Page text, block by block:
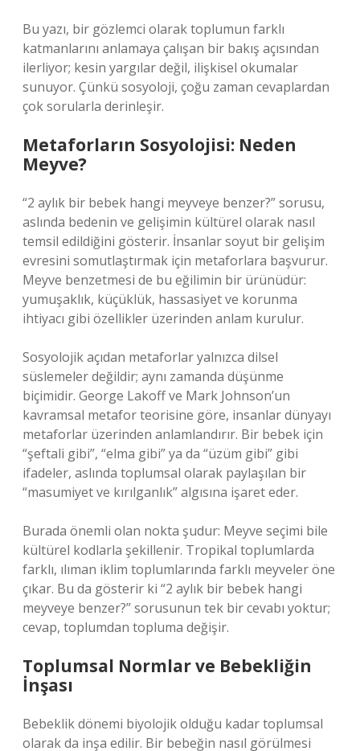
Bu yazı, bir gözlemci olarak toplumun farklı
katmanlarını anlamaya çalışan bir bakış açısından
ilerliyor; kesin yargılar değil, ilişkisel okumalar
sunuyor. Çünkü sosyoloji, çoğu zaman cevaplardan
çok sorularla derinleşir.
Metaforların Sosyolojisi: Neden
Meyve?
“2 aylık bir bebek hangi meyveye benzer?” sorusu,
aslında bedenin ve gelişimin kültürel olarak nasıl
temsil edildiğini gösterir. İnsanlar soyut bir gelişim
evresini somutlaştırmak için metaforlara başvurur.
Meyve benzetmesi de bu eğilimin bir ürünüdür:
yumuşaklık, küçüklük, hassasiyet ve korunma
ihtiyacı gibi özellikler üzerinden anlam kurulur.
Sosyolojik açıdan metaforlar yalnızca dilsel
süslemeler değildir; aynı zamanda düşünme
biçimidir. George Lakoff ve Mark Johnson’un
kavramsal metafor teorisine göre, insanlar dünyayı
metaforlar üzerinden anlamlandırır. Bir bebek için
“şeftali gibi”, “elma gibi” ya da “üzüm gibi” gibi
ifadeler, aslında toplumsal olarak paylaşılan bir
“masumiyet ve kırılganlık” algısına işaret eder.
Burada önemli olan nokta şudur: Meyve seçimi bile
kültürel kodlarla şekillenir. Tropikal toplumlarda
farklı, ılıman iklim toplumlarında farklı meyveler öne
çıkar. Bu da gösterir ki “2 aylık bir bebek hangi
meyveye benzer?” sorusunun tek bir cevabı yoktur;
cevap, toplumdan topluma değişir.
Toplumsal Normlar ve Bebekliğin
İnşası
Bebeklik dönemi biyolojik olduğu kadar toplumsal
olarak da inşa edilir. Bir bebeğin nasıl görülmesi